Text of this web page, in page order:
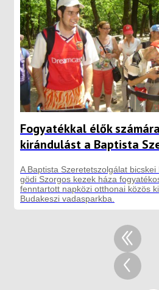
Fogyatékkal élők
kirándulást a Baptista
A Baptista Szeretetszolgálat
gödi Szorgos kezek háza
fenntartott napközi otthonai közös
Budakeszi vadasparkba.